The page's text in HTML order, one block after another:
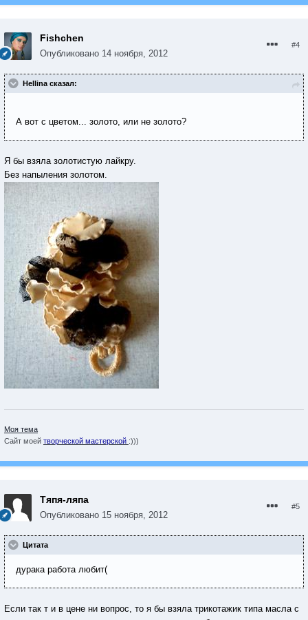
Fishchen
Опубликовано 14 ноября, 2012
#4
Hellina сказал:
А вот с цветом... золото, или не золото?
Я бы взяла золотистую лайкру.
Без напыления золотом.
Моя тема
Сайт моей творческой мастерской :)))
Тяпя-ляпа
Опубликовано 15 ноября, 2012
#5
Цитата
дурака работа любит(
Если так т и в цене ни вопрос, то я бы взяла трикотажик типа масла с